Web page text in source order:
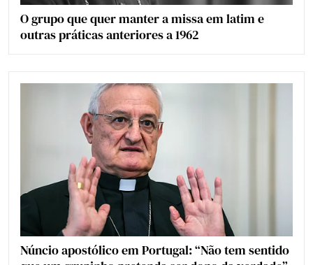
O grupo que quer manter a missa em latim e
outras práticas anteriores a 1962
Núncio apostólico em Portugal: “Não tem sentido